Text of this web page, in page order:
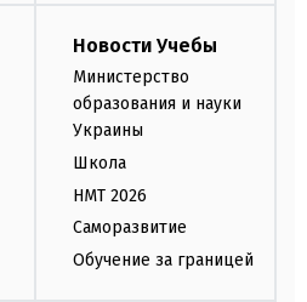
Новости Учебы
Министерство
образования и науки
Украины
Школа
НМТ 2026
Саморазвитие
Обучение за границей